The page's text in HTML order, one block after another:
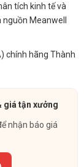
tích kinh tế và
Meanwell
giá tận xưởng
nhận báo giá